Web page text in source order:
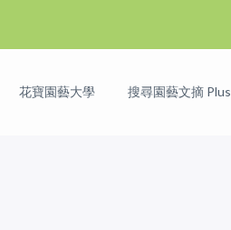
花寶園藝大學 搜尋園藝文摘 Plus